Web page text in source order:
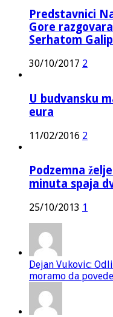
Predstavnici
Gore
Serhatom
30/10/2017 2
U budvansku
eura
11/02/2016 2
Podzemna
minuta spaja
25/10/2013 1
Dejan Vukovic:
moramo da